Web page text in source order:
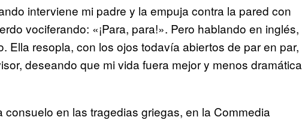
interviene mi padre y la empuja contra la pared con
vociferando: «¡Para, para!». Pero hablando en inglés,
Ella resopla, con los ojos todavía abiertos de par en par,
deseando que mi vida fuera mejor y menos dramática
en las tragedias griegas, en la Commedia